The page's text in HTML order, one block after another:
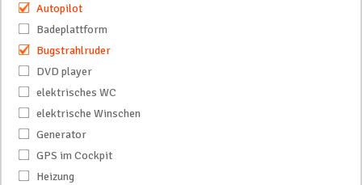
Autopilot
Badeplattform
Bugstrahlruder
DVD player
elektrisches WC
elektrische Winschen
Generator
GPS im Cockpit
Heizung